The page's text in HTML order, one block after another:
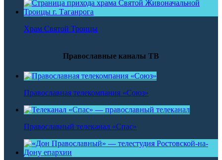
Храм Святой Троицы
Православные каналы ТВ
Православная телекомпания «Союз»
Православный телеканал «Спас»